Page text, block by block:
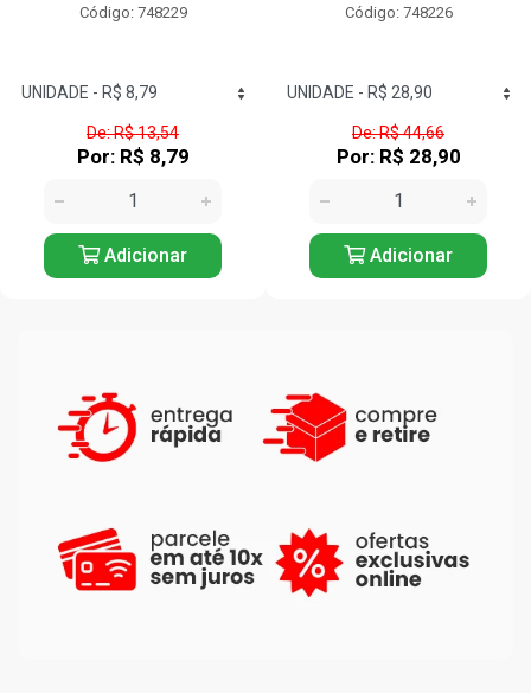
Código: 748226
De: R$ 44,66
Por: R$ 28,90
Adicionar
De: R$ 21,53
Por: R$ 13,90
Adicionar